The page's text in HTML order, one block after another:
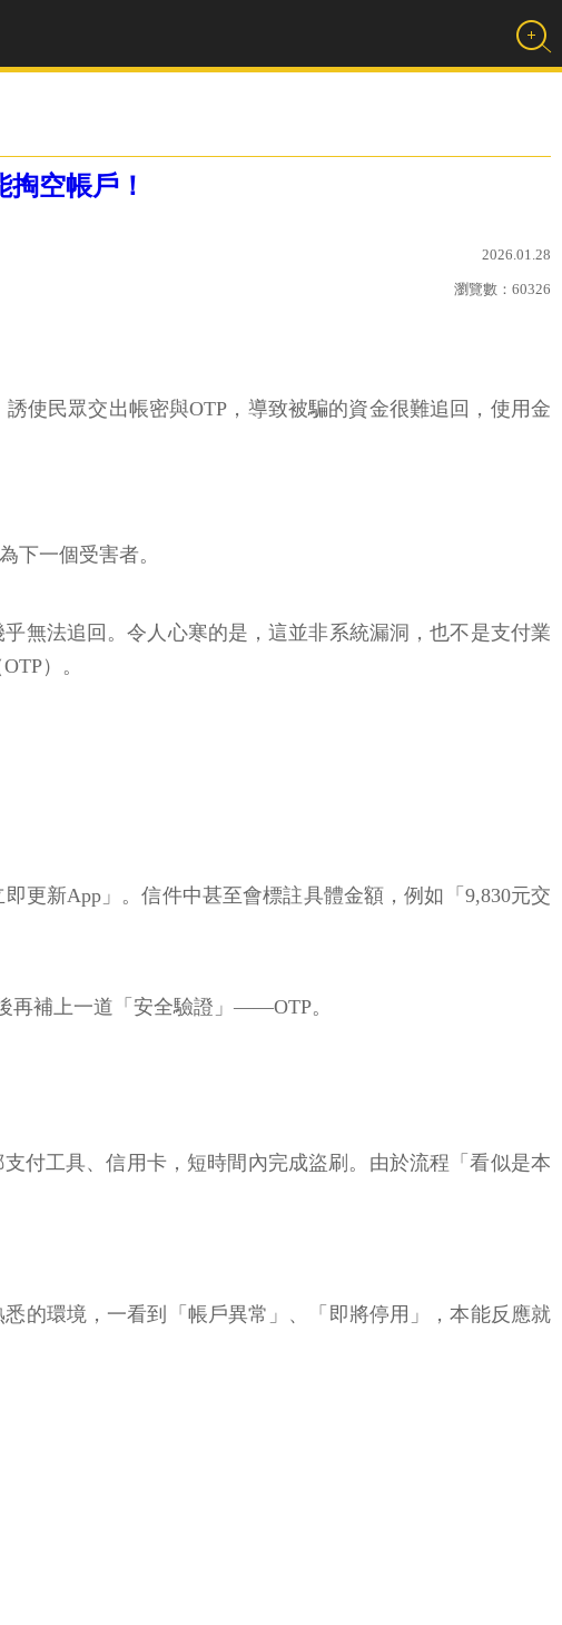
空帳戶！
2026.01.28
瀏覽數： 60326
使民眾交出帳密與OTP，導致被騙的資金很難追回，使用金
下一個受害者。
無法追回。令人心寒的是，這並非系統漏洞，也不是支付業
）。
更新App」。信件中甚至會標註具體金額，例如「9,830元交
再補上一道「安全驗證」——OTP。
付工具、信用卡，短時間內完成盜刷。由於流程「看似是本
的環境，一看到「帳戶異常」、「即將停用」，本能反應就